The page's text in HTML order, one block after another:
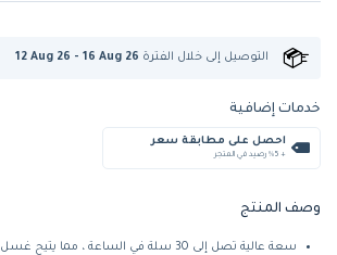
التوصيل إلى خلال الفترة 12 Aug 26 - 16 Aug 26
خدمات إضافية
احصل على مطابقة سعر
+ %5 رصيد في المتجر
وصف المنتج
سعة عالية تصل إلى 30 سلة في الساعة ، مما